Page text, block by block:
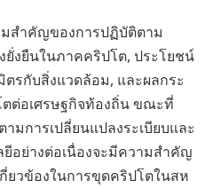
สำคัญของการปฏิบัติตาม
ยั่งยืนในภาคคริปโต, ประโยชน์
รกับสิ่งแวดล้อม, และผลกระ
ต่อเศรษฐกิจท้องถิ่น ขณะที่
มการเปลี่ยนแปลงระเบียบและ
อย่างต่อเนื่องจะมีความสำคัญ
ยวข้องในการขุดคริปโตในสห